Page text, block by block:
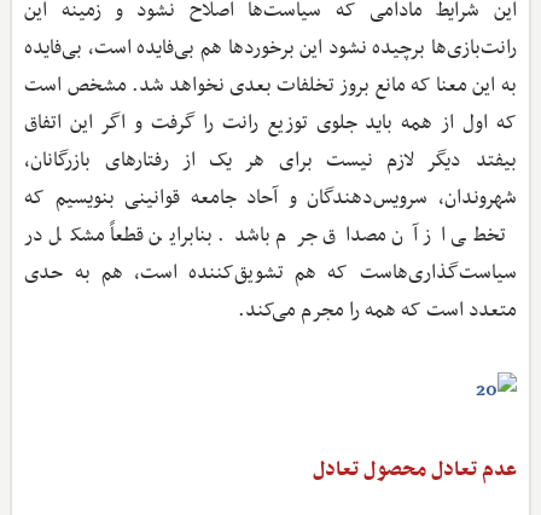
این شرایط مادامی که سیاست‌ها اصلاح نشود و زمینه این
رانت‌بازی‌ها برچیده نشود این برخوردها هم بی‌فایده است، بی‌فایده
به این معنا که مانع بروز تخلفات بعدی نخواهد شد. مشخص است
که اول از همه باید جلوی توزیع رانت را گرفت و اگر این اتفاق
بیفتد دیگر لازم نیست برای هر یک از رفتارهای بازرگانان،
شهروندان، سرویس‌دهندگان و آحاد جامعه قوانینی بنویسیم که
تخطی از آن مصداق جرم باشد. بنابراین قطعاً مشکل در
سیاست‌گذاری‌هاست که هم تشویق‌کننده است، هم به حدی
متعدد است که همه را مجرم می‌کند.
عدم تعادل محصول تعادل